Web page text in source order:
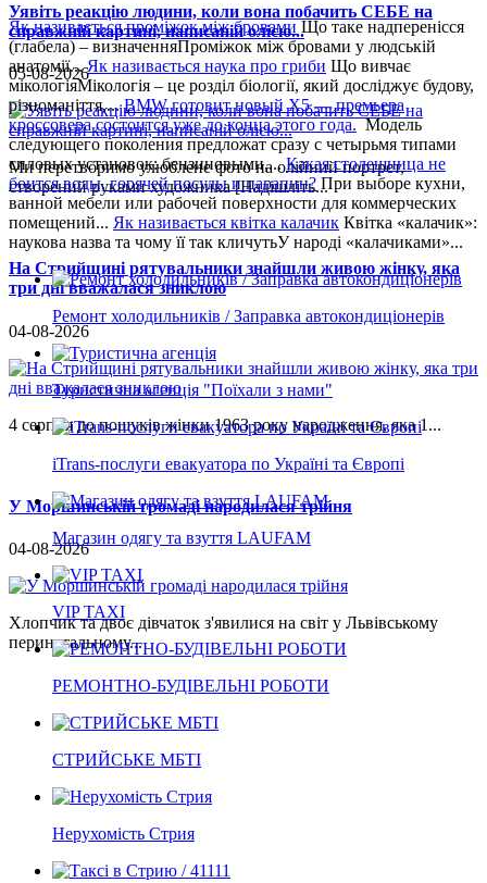
Уявіть реакцію людини, коли вона побачить СЕБЕ на
справжній картині, написаній олією...
05-08-2026
Ми перетворимо улюблене фото на олійний портрет,
створений руками художника [Надішліть...
На Стрийщині рятувальники знайшли живою жінку, яка
три дні вважалася зниклою
04-08-2026
4 серпня до пошуків жінки 1963 року народження, яка 1...
У Моршинській громаді народилася трійня
04-08-2026
Хлопчик та двоє дівчаток з'явилися на світ у Львівському
перинатальному...
Як називається проміжок між бровами Що таке надперенісся
(глабела) – визначенняПроміжок між бровами у людській
анатомії... Як називається наука про гриби Що вивчає
мікологіяМікологія – це розділ біології, який досліджує будову,
різноманіття,... BMW готовит новый X5 — премьера
кроссовера состоится уже до конца этого года. Модель
следующего поколения предложат сразу с четырьмя типами
силовых установок: бензиновыми,... Какая столешница не
боится воды, горячей посуды и царапин? При выборе кухни,
ванной мебели или рабочей поверхности для коммерческих
помещений... Як називається квітка калачик Квітка «калачик»:
наукова назва та чому її так кличутьУ народі «калачиками»...
Ремонт холодильників / Заправка автокондиціонерів
Туристична агенція "Поїхали з нами"
iTrans-послуги евакуатора по Україні та Європі
Магазин одягу та взуття LAUFAM
VIP TAXI
РЕМОНТНО-БУДІВЕЛЬНІ РОБОТИ
СТРИЙСЬКЕ МБТІ
Нерухомість Стрия